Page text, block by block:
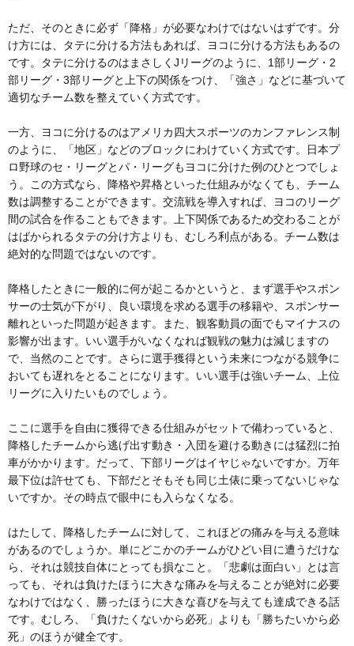
ただ、そのときに必ず「降格」が必要なわけではないはずです。分
け方には、タテに分ける方法もあれば、ヨコに分ける方法もあるの
です。タテに分けるのはまさしくJリーグのように、1部リーグ・2
部リーグ・3部リーグと上下の関係をつけ、「強さ」などに基づいて
適切なチーム数を整えていく方式です。
一方、ヨコに分けるのはアメリカ四大スポーツのカンファレンス制
のように、「地区」などのブロックにわけていく方式です。日本プ
ロ野球のセ・リーグとパ・リーグもヨコに分けた例のひとつでしょ
う。この方式なら、降格や昇格といった仕組みがなくても、チーム
数は調整することができます。交流戦を導入すれば、ヨコのリーグ
間の試合を作ることもできます。上下関係であるため交わることが
はばかられるタテの分け方よりも、むしろ利点がある。チーム数は
絶対的な問題ではないのです。
降格したときに一般的に何が起こるかというと、まず選手やスポン
サーの士気が下がり、良い環境を求める選手の移籍や、スポンサー
離れといった問題が起きます。また、観客動員の面でもマイナスの
影響が出ます。いい選手がいなくなれば観戦の魅力は減じますの
で、当然のことです。さらに選手獲得という未来につながる競争に
おいても遅れをとることになります。いい選手は強いチーム、上位
リーグに入りたいものでしょう。
ここに選手を自由に獲得できる仕組みがセットで備わっていると、
降格したチームから逃げ出す動き・入団を避ける動きには猛烈に拍
車がかかります。だって、下部リーグはイヤじゃないですか。万年
最下位は許せても、下部だとそもそも同じ土俵に乗ってないじゃな
いですか。その時点で眼中にも入らなくなる。
はたして、降格したチームに対して、これほどの痛みを与える意味
があるのでしょうか。単にどこかのチームがひどい目に遭うだけな
ら、それは競技自体にとっても損なこと。「悲劇は面白い」とは言
っても、それは負けたほうに大きな痛みを与えることが絶対に必要
なわけではなく、勝ったほうに大きな喜びを与えても達成できる話
です。むしろ、「負けたくないから必死」よりも「勝ちたいから必
死」のほうが健全です。